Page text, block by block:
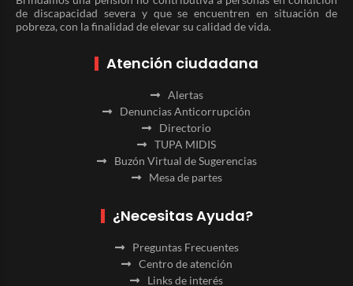
de discapacidad severa y que se encuentren en situación de
pobreza, con la finalidad de elevar su calidad de vida.
Atención ciudadana
Alertas
Denuncias Anticorrupción
Directorio
TUPA MIDIS
Buzón Virtual de Sugerencias
Mesa de partes
¿Necesitas Ayuda?
Preguntas Frecuentes
Centro de atención
Links de interés